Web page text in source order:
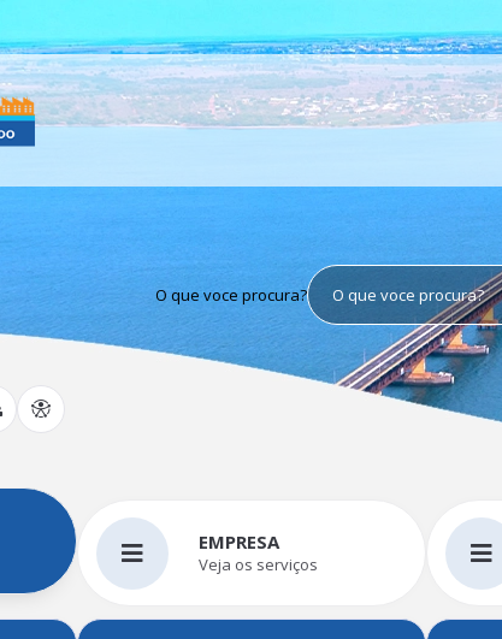
O que voce procura?
EMPRESA
Veja os serviços